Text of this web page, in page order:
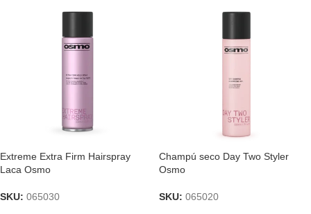
Extreme Extra Firm Hairspray
Laca Osmo
SKU: 065030
Champú seco Day Two Styler
Osmo
SKU: 065020